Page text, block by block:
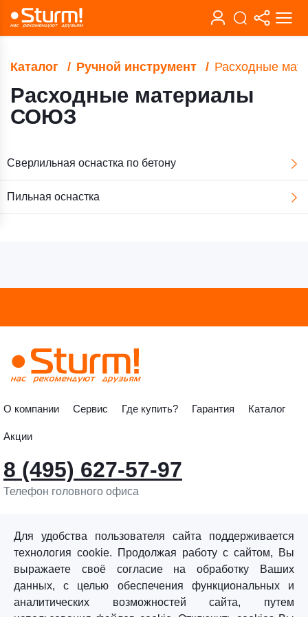
Каталог Ручной инструмент Расходные
Расходные материалы
СОЮЗ
О компании Сервис Где купить? Гарантия Каталог
Акции
8 (495) 627-57-97
Телефон головного офиса
Для удобства пользователя сайта поддерживается
технология cookie. Продолжая работу с сайтом, Вы
выражаете своё согласие на обработку Ваших
данных, с целью обеспечения функциональных и
аналитических возможностей сайта, путем